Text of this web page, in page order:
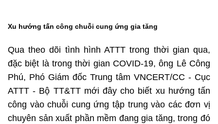
Tiêu chuẩn, đo lường, chất lượng
Năng lượng nguyên tử
Infographic
Ảnh
Voice
Nhiệm vụ trọng tâm
Chọn ngôn ngữ
Xu hướng tấn công chuỗi cung ứng gia tăng
Qua theo dõi tình hình ATTT trong thời gian qua,
đặc biệt là trong thời gian COVID-19, ông Lê Công
Phú, Phó Giám đốc Trung tâm VNCERT/CC - Cục
ATTT - Bộ TT&TT mới đây cho biết xu hướng tấn
công vào chuỗi cung ứng tập trung vào các đơn vị
chuyên sản xuất phần mềm đang gia tăng, trong đó